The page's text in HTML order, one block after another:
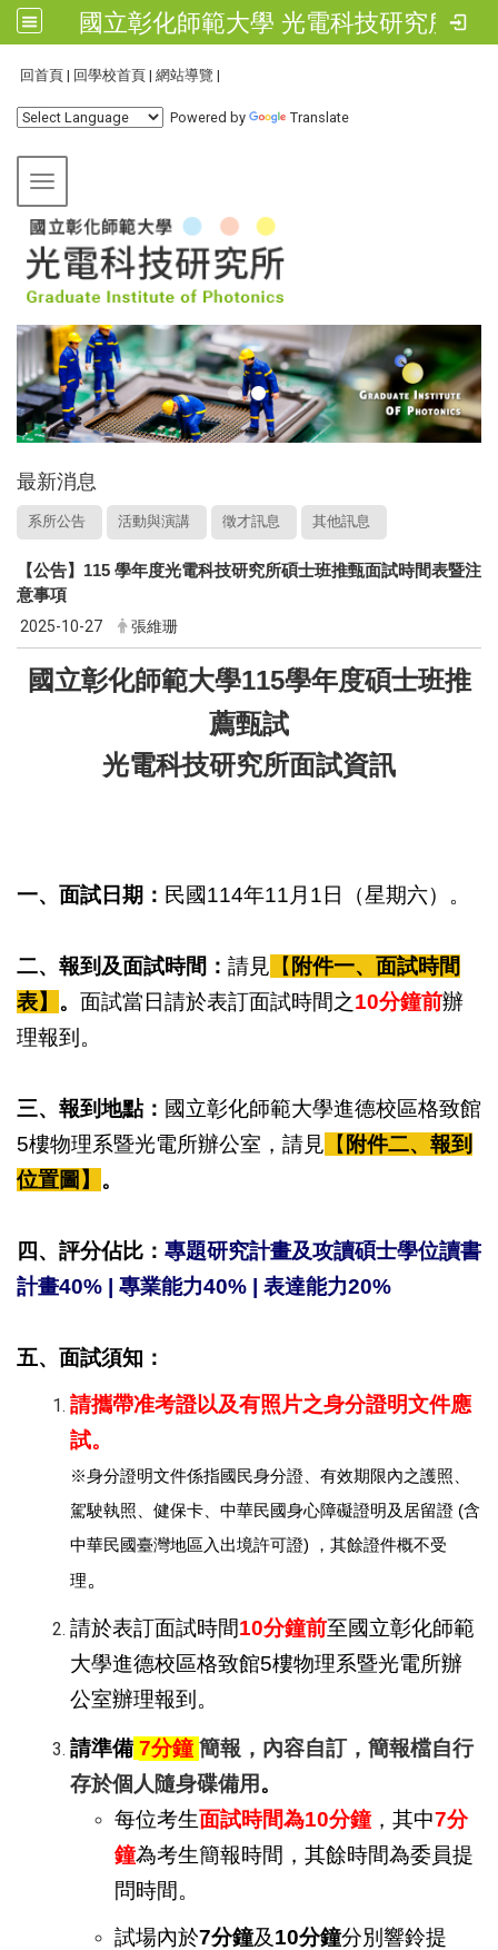
國立彰化師範大學 光電科技研究所
回首頁 | 回學校首頁 | 網站導覽 |
Powered by Translate
Toggle navigation
最新消息
系所公告 活動與演講 徵才訊息 其他訊息
【公告】115 學年度光電科技研究所碩士班推甄面試時間表暨注
意事項
2025-10-27 張維珊
國立彰化師範大學115學年度碩士班推
薦甄試
光電科技研究所面試資訊
一、面試日期： 民國114年11 月 1 日（星期六）。
二、報到及面試時間： 請見 【 附件一、面試時間
表】 。 面試當日請於表訂面試時間之10分鐘前辦
理報到。
三、報到地點： 國立彰化師範大學進德校區格致館
5樓物理系暨光電所辦公室，請見 【 附件二、報到
位置圖】 。
四、評分佔比： 專題研究計畫及攻讀碩士學位讀書
計畫40% | 專業能力40% | 表達能力20%
五、面試須知：
請攜帶准考證以及有照片之身分證明文件應
試。
※身分證明文件係指國民身分證、有效期限內之護照、
駕駛執照、健保卡、中華民國身心障礙證明及居留證 (含
中華民國臺灣地區入出境許可證)
，其餘證件概不受
理。
請於表訂面試時間10分鐘前至國立彰化師範
大學進德校區格致館5樓物理系暨光電所辦
公室辦理報到。
請準備 7分鐘簡報，內容自訂，簡報檔自行
存於個人隨身碟備用 。
每位考生面試時間為10分鐘，其中7分
鐘為考生簡報時間，其餘時間為委員提
問時間。
試場內於7分鐘及10分鐘分別響鈴提